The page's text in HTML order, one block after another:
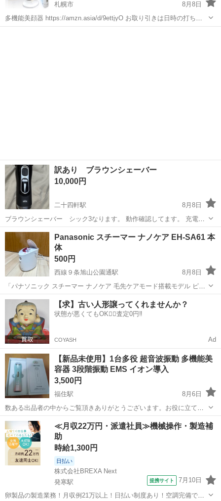
札幌市
8月8日
多機能美顔器 https://amzn.asia/d/9ettjyO お取り引きは日時の打ち合
わせから初期不良時の返品対応まで、丁寧に対応させていただきま
訳あり ブラウンシェーバー
10,000円
二十四軒駅
8月8日
ブラウンシェーバー シック3なります。 動作確認してます。 充電器
洗浄スタンドあり 訳あり理由 一部シェーバー部分かけてます。 自宅
取りに来てくれる人よろしくお願いします。 当時3万前後買いまし
た。 値下げ不可 洗浄済...
北海道 札幌市
Panasonic スチーマー ナノケア EH-SA61 本
体
500円
西線９条旭山公園通駅
8月8日
「パナソニック スチーマー ナノケア 毛先ケアモード搭載モデル ピン
ク EH-SA61-P」 ナノケア 型番：EH-SA61-P ・寝ながらエステも、集
中エステも、これひとつ ・「ナノイー」で肌のうるおいをキープし、
キメ...
北海道 札幌市 西線９条旭山公園通駅 美容家電
【求】古い人形譲ってくれませんか？
状態が悪くてもOK🙆‍♀️査定0円‼️
COYASH Ad
【新品未使用】1台多役 超音波振動 多機能美
容器 3段階振動 EMS イオン導入
3,500円
福住駅
8月6日
数ある出品者の中からご覧頂きありがとうございます。お役に立てれ
ば嬉しいです(⁠≧⁠▽⁠≦⁠) ★お取り引き場所★ 家の近くのクリーニング屋
（クリーンスター月寒東店）前駐車場まで取りに来て頂けると助かり
ます 地下鉄東豊線...
北海道 札幌市 福住駅 美容家電 EMS
≪月収22万円・派遣社員≫機械操作・製造補
助
時給1,300円
日払い
株式会社BREXA Next
発寒駅
提携サイト 7月10日
卵製品の製造業務！月収例21万以上！日払い制度あり！空調完備で快